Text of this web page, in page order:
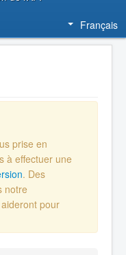
Français
prise en
à effectuer une
. Des
notre
pour